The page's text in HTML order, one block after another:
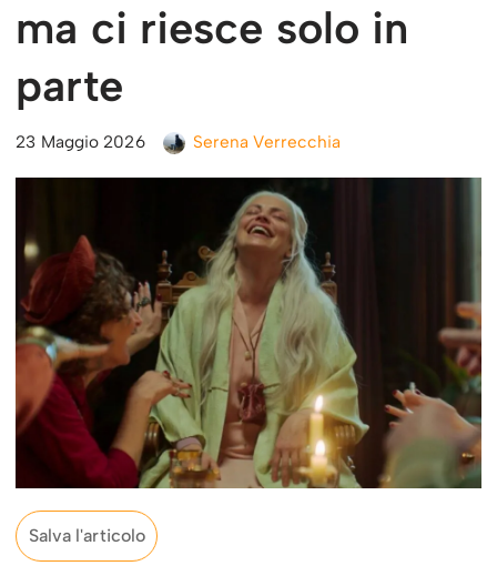
ma ci riesce solo in
parte
23 Maggio 2026 Serena Verrecchia
Salva l'articolo